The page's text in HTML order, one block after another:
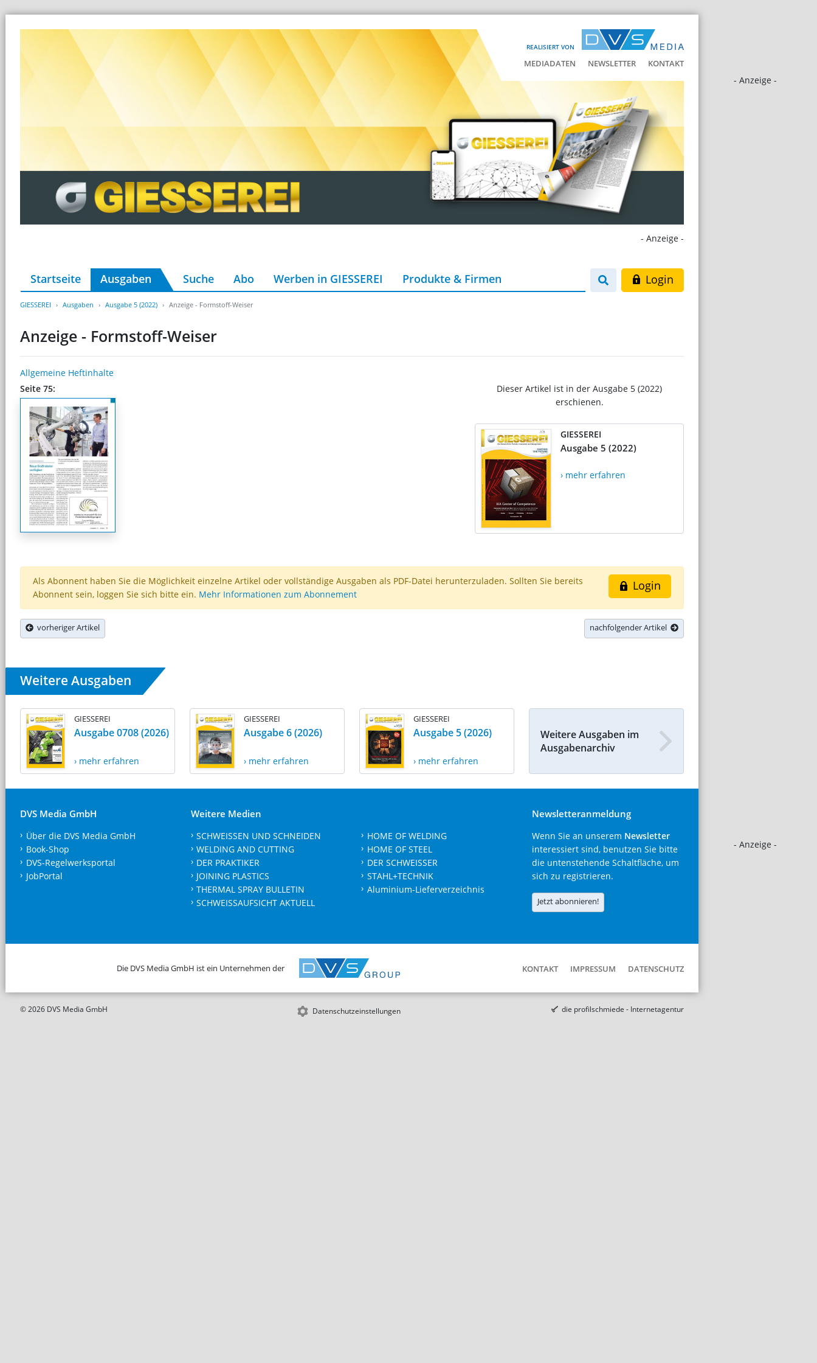
REALISIERT VON
MEDIADATEN NEWSLETTER KONTAKT
- Anzeige -
- Anzeige -
- Anzeige -
Startseite Ausgaben Suche Abo Werben in GIESSEREI Produkte & Firmen Login
GIESSEREI Ausgaben Ausgabe 5 (2022) Anzeige - Formstoff-Weiser
Anzeige - Formstoff-Weiser
Allgemeine Heftinhalte
Seite 75:
Dieser Artikel ist in der Ausgabe 5 (2022)
erschienen.
GIESSEREI
Ausgabe 5 (2022)
› mehr erfahren
Login
Als Abonnent haben Sie die Möglichkeit einzelne Artikel oder vollständige Ausgaben als PDF-Datei herunterzuladen. Sollten Sie bereits
Abonnent sein, loggen Sie sich bitte ein. Mehr Informationen zum Abonnement
vorheriger Artikel nachfolgender Artikel
Weitere Ausgaben
GIESSEREI
Ausgabe 0708 (2026)
› mehr erfahren
GIESSEREI
Ausgabe 6 (2026)
› mehr erfahren
GIESSEREI
Ausgabe 5 (2026)
› mehr erfahren
Weitere Ausgaben im
Ausgabenarchiv
DVS Media GmbH
Über die DVS Media GmbH
Book-Shop
DVS-Regelwerksportal
JobPortal
Weitere Medien
SCHWEISSEN UND SCHNEIDEN
WELDING AND CUTTING
DER PRAKTIKER
JOINING PLASTICS
THERMAL SPRAY BULLETIN
SCHWEISSAUFSICHT AKTUELL
HOME OF WELDING
HOME OF STEEL
DER SCHWEISSER
STAHL+TECHNIK
Aluminium-Lieferverzeichnis
Newsletteranmeldung
Wenn Sie an unserem Newsletter
interessiert sind, benutzen Sie bitte
die untenstehende Schaltfläche, um
sich zu registrieren.
Jetzt abonnieren!
Die DVS Media GmbH ist ein Unternehmen der KONTAKT IMPRESSUM DATENSCHUTZ
© 2026 DVS Media GmbH Datenschutzeinstellungen die profilschmiede - Internetagentur